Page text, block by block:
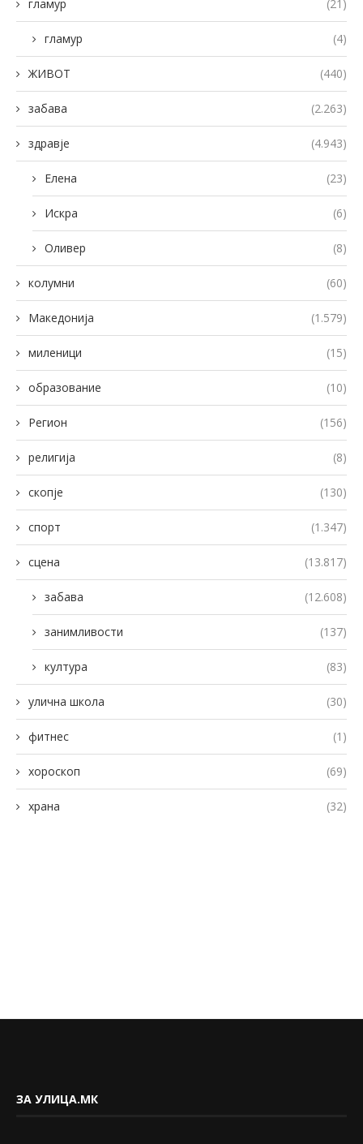
гламур (21)
гламур (4)
ЖИВОТ (440)
забава (2.263)
здравје (4.943)
Елена (23)
Искра (6)
Оливер (8)
колумни (60)
Македонија (1.579)
миленици (15)
образование (10)
Регион (156)
религија (8)
скопје (130)
спорт (1.347)
сцена (13.817)
забава (12.608)
занимливости (137)
култура (83)
улична школа (30)
фитнес (1)
хороскоп (69)
храна (32)
ЗА УЛИЦА.МК